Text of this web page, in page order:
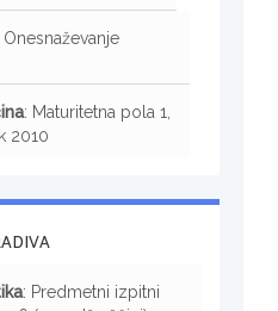
Onesnaževanje
: Maturitetna pola 1,
2010
: Predmetni izpitni